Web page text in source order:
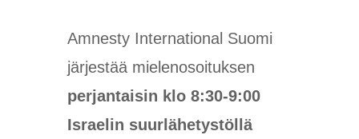
Amnesty International Suomi
järjestää mielenosoituksen
perjantaisin klo 8:30-9:00
Israelin suurlähetystöllä